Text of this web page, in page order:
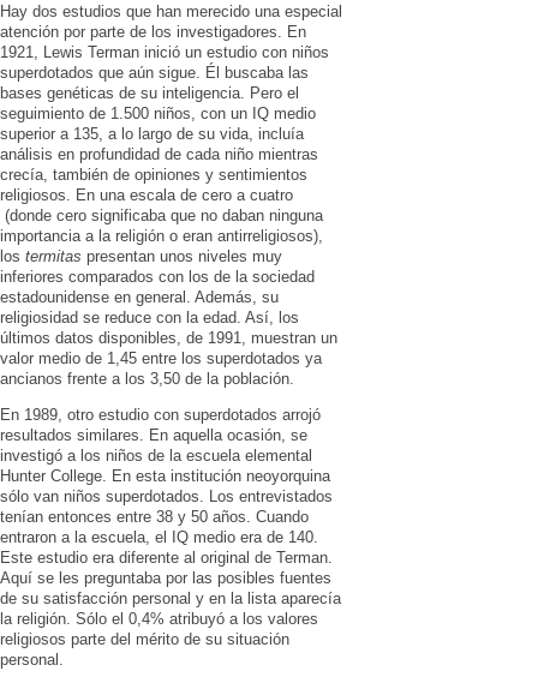
Hay dos estudios que han merecido una especial
atención por parte de los investigadores. En
1921, Lewis Terman inició un estudio con niños
superdotados que aún sigue. Él buscaba las
bases genéticas de su inteligencia. Pero el
seguimiento de 1.500 niños, con un IQ medio
superior a 135, a lo largo de su vida, incluía
análisis en profundidad de cada niño mientras
crecía, también de opiniones y sentimientos
religiosos. En una escala de cero a cuatro
(donde cero significaba que no daban ninguna
importancia a la religión o eran antirreligiosos),
los termitas presentan unos niveles muy
inferiores comparados con los de la sociedad
estadounidense en general. Además, su
religiosidad se reduce con la edad. Así, los
últimos datos disponibles, de 1991, muestran un
valor medio de 1,45 entre los superdotados ya
ancianos frente a los 3,50 de la población.
En 1989, otro estudio con superdotados arrojó
resultados similares. En aquella ocasión, se
investigó a los niños de la escuela elemental
Hunter College. En esta institución neoyorquina
sólo van niños superdotados. Los entrevistados
tenían entonces entre 38 y 50 años. Cuando
entraron a la escuela, el IQ medio era de 140.
Este estudio era diferente al original de Terman.
Aquí se les preguntaba por las posibles fuentes
de su satisfacción personal y en la lista aparecía
la religión. Sólo el 0,4% atribuyó a los valores
religiosos parte del mérito de su situación
personal.